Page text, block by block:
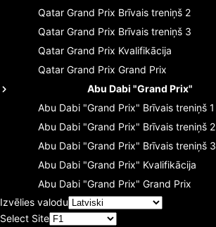
Qatar Grand Prix Brīvais treniņš 2
Qatar Grand Prix Brīvais treniņš 3
Qatar Grand Prix Kvalifikācija
Qatar Grand Prix Grand Prix
Abu Dabi "Grand Prix"
Abu Dabi "Grand Prix" Brīvais treniņš 1
Abu Dabi "Grand Prix" Brīvais treniņš 2
Abu Dabi "Grand Prix" Brīvais treniņš 3
Abu Dabi "Grand Prix" Kvalifikācija
Abu Dabi "Grand Prix" Grand Prix
Izvēlies valodu
Select Site